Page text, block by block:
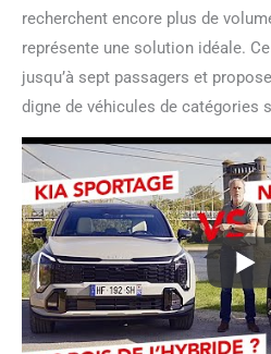
recherchent encore plus de
représente une solution idéale.
jusqu’à sept passagers et
digne de véhicules de catégories